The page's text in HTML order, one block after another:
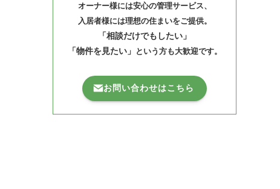
オーナー様には安心の管理サービス、
入居者様には理想の住まいをご提供。
「相談だけでもしたい」
「物件を見たい」 という方も大歓迎です。
お問い合わせはこちら